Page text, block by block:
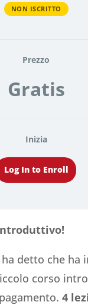
NON ISCRITTO
Prezzo
Gratis
Inizia
Log In to Enroll
detto che ha
corso
4